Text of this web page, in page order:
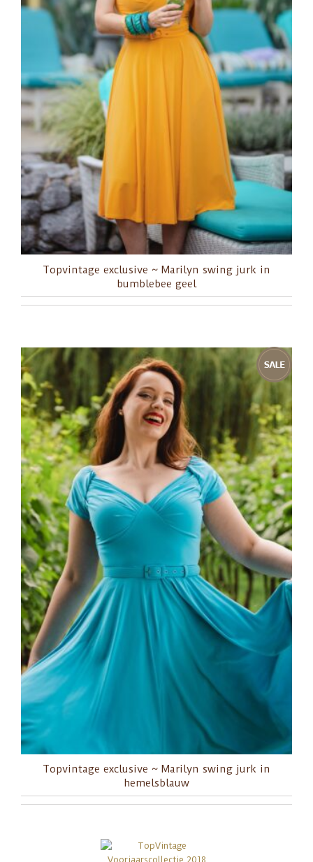
Topvintage exclusive ~ Marilyn swing jurk in
bumblebee geel
Topvintage exclusive ~ Marilyn swing jurk in
hemelsblauw